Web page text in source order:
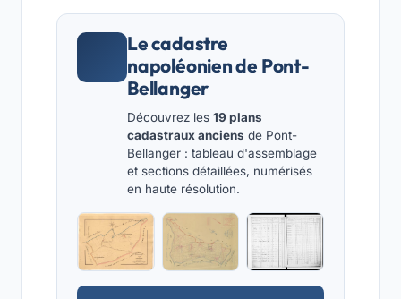
Le cadastre
napoléonien de Pont-
Bellanger
Découvrez les 19 plans
cadastraux anciens de Pont-
Bellanger : tableau d'assemblage
et sections détaillées, numérisés
en haute résolution.